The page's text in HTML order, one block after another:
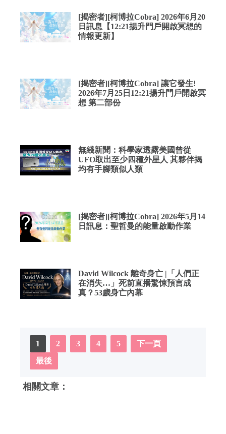
[揭密者][柯博拉Cobra] 2026年6月20
日訊息【12:21揚升門戶開啟冥想的
情報更新】
[揭密者][柯博拉Cobra] 讓它發生!
2026年7月25日12:21揚升門戶開啟冥
想 第二部份
無綫新聞：科學家透露美國曾從
UFO取出至少四種外星人 其夥伴揭
均有手腳類似人類
[揭密者][柯博拉Cobra] 2026年5月14
日訊息：聖哲曼的能量啟動作業
David Wilcock 離奇身亡 |「人們正
在消失…」死前直播驚悚預言成
真？53歲身亡內幕
1 2 3 4 5
下一頁
最後
相關文章：